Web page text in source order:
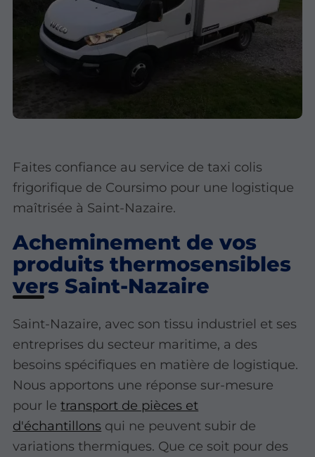
Faites confiance au service de taxi colis
frigorifique de Coursimo pour une logistique
maîtrisée à Saint-Nazaire.
Acheminement de vos
produits thermosensibles
vers Saint-Nazaire
Saint-Nazaire, avec son tissu industriel et ses
entreprises du secteur maritime, a des
besoins spécifiques en matière de logistique.
Nous apportons une réponse sur-mesure
pour letransport de pièces et
d'échantillons qui ne peuvent subir de
variations thermiques. Que ce soit pour des